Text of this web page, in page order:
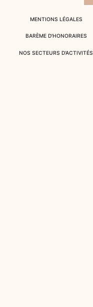
MENTIONS LÉGALES
BARÈME D'HONORAIRES
NOS SECTEURS D'ACTIVITÉS